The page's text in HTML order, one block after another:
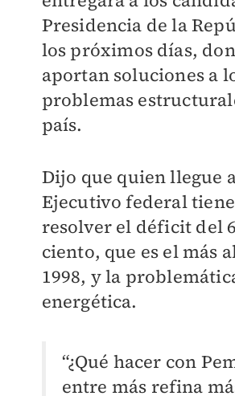
Presidencia de la
los próximos días,
aportan soluciones a
problemas
país.
Dijo que quien llegue
Ejecutivo federal
resolver el déficit del
ciento, que es el más
1998, y la
energética.
“¿Qué hacer con
entre más refina